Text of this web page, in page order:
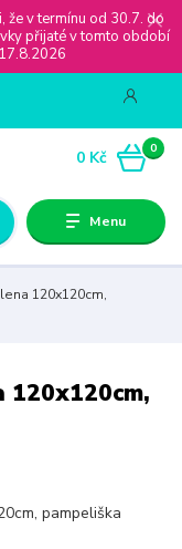
že v termínu od 30.7. do
přijaté v tomto období
Menu
0
0 Kč
120x120cm,
120x120cm,